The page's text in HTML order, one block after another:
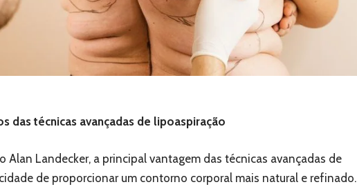
das técnicas avançadas de lipoaspiração
Alan Landecker, a principal vantagem das técnicas avançadas de
de proporcionar um contorno corporal mais natural e refinado.